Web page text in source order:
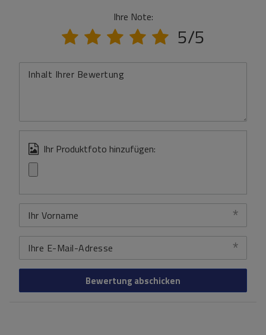
Ihre Note:
5/5
Inhalt Ihrer Bewertung
Ihr Produktfoto hinzufügen:
Ihr Vorname
Ihre E-Mail-Adresse
Bewertung abschicken